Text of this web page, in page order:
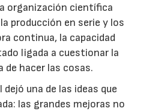
organización científica
producción en serie y los
continua, la capacidad
ligada a cuestionar la
de hacer las cosas.
una de las ideas que
las grandes mejoras no